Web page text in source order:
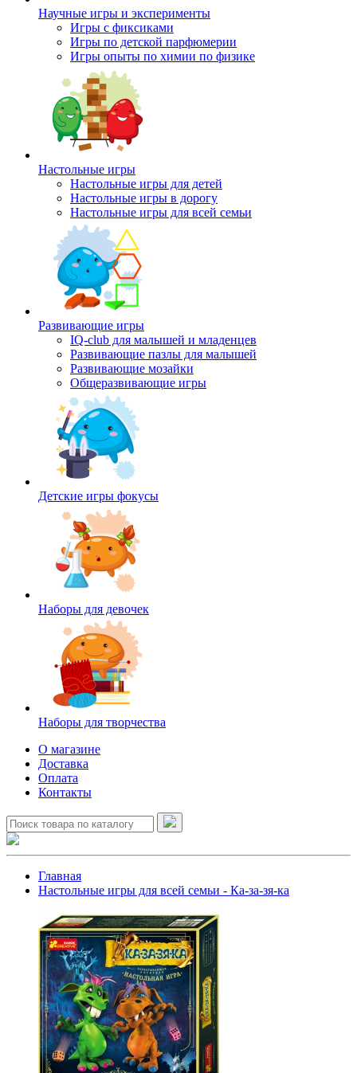
Научные игры и эксперименты
Игры с фиксиками
Игры по детской парфюмерии
Игры опыты по химии по физике
Настольные игры
Настольные игры для детей
Настольные игры в дорогу
Настольные игры для всей семьи
Развивающие игры
IQ-club для малышей и младенцев
Развивающие пазлы для малышей
Развивающие мозайки
Общеразвивающие игры
Детские игры фокусы
Наборы для девочек
Наборы для творчества
О магазине
Доставка
Оплата
Контакты
Главная
Настольные игры для всей семьи - Ка-за-зя-ка